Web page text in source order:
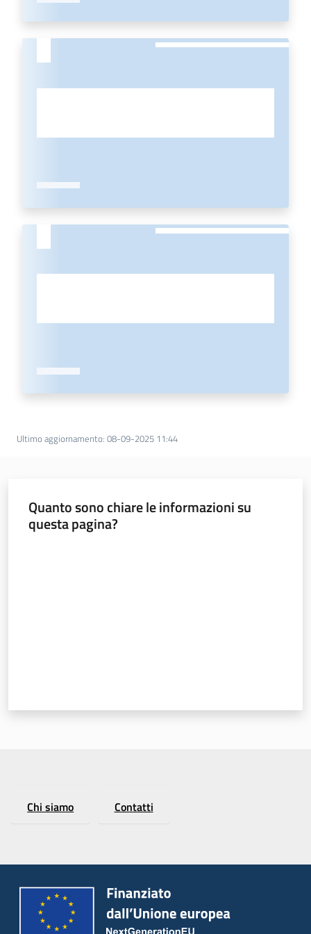
Ultimo aggiornamento: 08-09-2025 11:44
Quanto sono chiare le informazioni su
questa pagina?
Chi siamo Contatti